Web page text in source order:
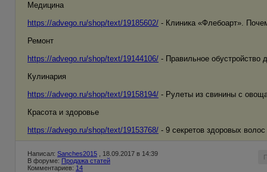
Медицина
https://advego.ru/shop/text/19185602/ - Клиника «Флебоарт».
Ремонт
https://advego.ru/shop/text/19144106/ - Правильное обустройство
Кулинария
https://advego.ru/shop/text/19158194/ - Рулеты из свинины с
Красота и здоровье
https://advego.ru/shop/text/19153768/ - 9 секретов здоровых волос
Написал: Sanches2015 , 18.09.2017 в 14:39
В форуме: Продажа статей
Комментариев: 14